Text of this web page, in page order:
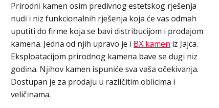
Prirodni kamen osim predivnog estetskog rješenja
nudi i niz funkcionalnih rješenja koja će vas odmah
uputiti do firme koja se bavi distribucijom i prodajom
kamena. Jedna od njih upravo je i BX kamen iz Jajca.
Eksploatacijom prirodnog kamena bave se dugi niz
godina. Njihov kamen ispuniće sva vaša očekivanja.
Dostupan je za prodaju u različitim oblicima i
veličinama.